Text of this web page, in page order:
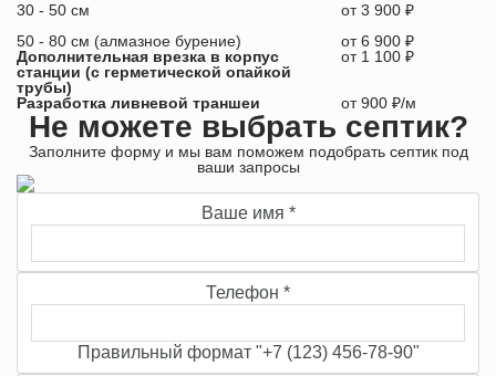
30 - 50 см
50 - 80 см (алмазное бурение)
от 3 900 ₽
от 6 900 ₽
Дополнительная врезка в корпус
станции (с герметической опайкой
трубы)
от 1 100 ₽
Разработка ливневой траншеи от 900 ₽/м
Не можете выбрать септик?
Заполните форму и мы вам поможем подобрать септик под
ваши запросы
Ваше имя *
Телефон *
Правильный формат "+7 (123) 456-78-90"